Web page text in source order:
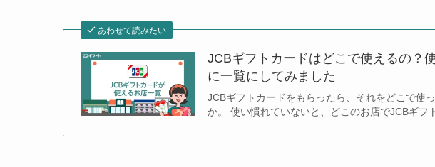
あわせて読みたい
JCBギフトカードはどこで使えるの？
に一覧にしてみました
JCBギフトカードをもらったら、それをどこで使
か。 使い慣れていないと、どこのお店でJCBギフ